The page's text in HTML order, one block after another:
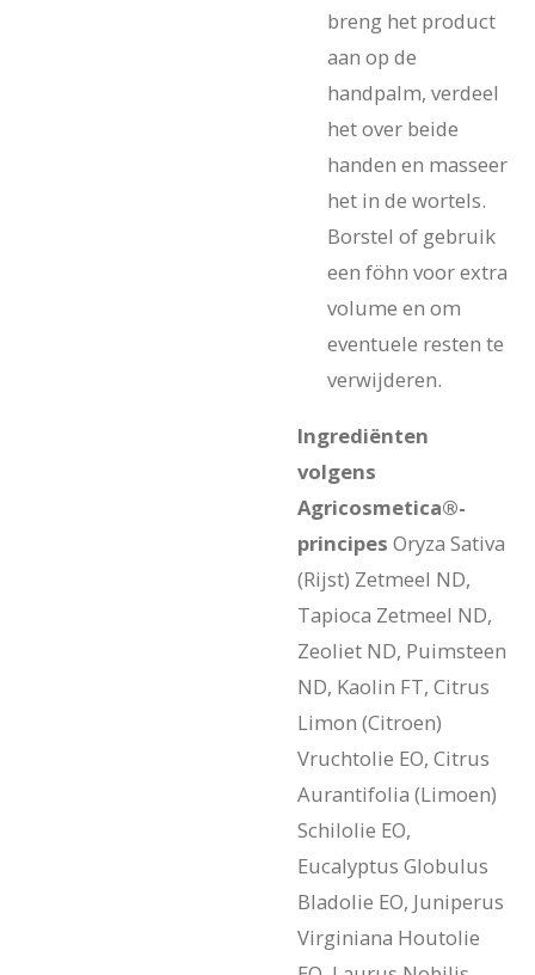
breng het product
aan op de
handpalm, verdeel
het over beide
handen en masseer
het in de wortels.
Borstel of gebruik
een föhn voor extra
volume en om
eventuele resten te
verwijderen.
Ingrediënten
volgens
Agricosmetica®-
principes Oryza Sativa
(Rijst) Zetmeel ND,
Tapioca Zetmeel ND,
Zeoliet ND, Puimsteen
ND, Kaolin FT, Citrus
Limon (Citroen)
Vruchtolie EO, Citrus
Aurantifolia (Limoen)
Schilolie EO,
Eucalyptus Globulus
Bladolie EO, Juniperus
Virginiana Houtolie